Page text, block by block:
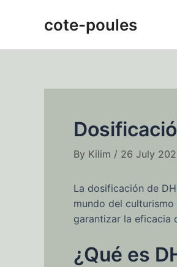
cote-poules
By Kilim / 26 July
La dosificación de
mundo del
garantizar la eficacia
¿Qué es
navigation